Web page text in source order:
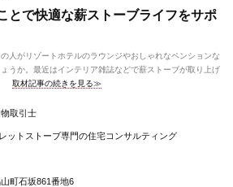
とで快適な薪ストーブライフをサポ
人がリゾートホテルのラウンジやおしゃれなペンションな
うか。最近はインテリア雑誌などで薪ストーブが取り上げ
取材記事の続きを見る≫
取引士
ットストーブ専門の住宅コンサルティング
町石坂861番地6